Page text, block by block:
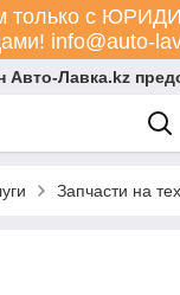
только с
info@auto-
Авто-Лавка.kz
Запчасти на